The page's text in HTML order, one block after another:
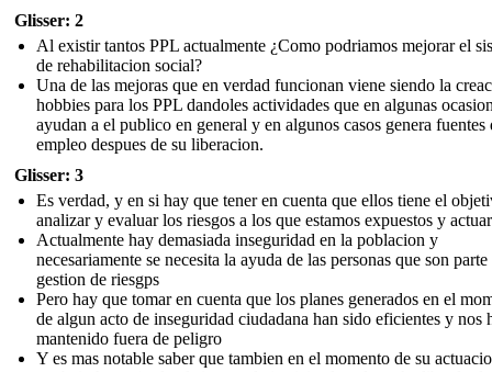
Glisser: 2
Al existir tantos PPL actualmente ¿Como podriamos mejorar el
de rehabilitacion social?
Una de las mejoras que en verdad funcionan viene siendo la
hobbies para los PPL dandoles actividades que en algunas
ayudan a el publico en general y en algunos casos genera fuentes
empleo despues de su liberacion.
Glisser: 3
Es verdad, y en si hay que tener en cuenta que ellos tiene el
analizar y evaluar los riesgos a los que estamos expuestos y actuar
Actualmente hay demasiada inseguridad en la poblacion y
necesariamente se necesita la ayuda de las personas que son parte
gestion de riesgps
Pero hay que tomar en cuenta que los planes generados en el
de algun acto de inseguridad ciudadana han sido eficientes y nos
mantenido fuera de peligro
Y es mas notable saber que tambien en el momento de su